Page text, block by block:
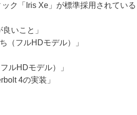
ク「Iris Xe」が標準採用されている
いこと」
（フルHDモデル）」
ルHDモデル）」
4の実装」